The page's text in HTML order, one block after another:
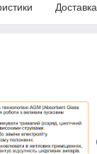
Доставка